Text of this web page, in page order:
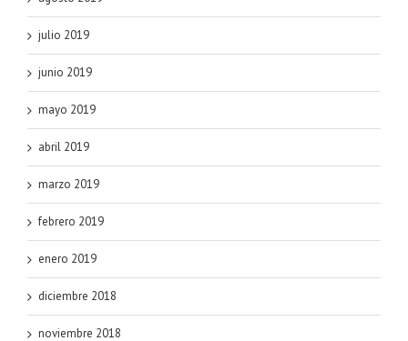
julio 2019
junio 2019
mayo 2019
abril 2019
marzo 2019
febrero 2019
enero 2019
diciembre 2018
noviembre 2018